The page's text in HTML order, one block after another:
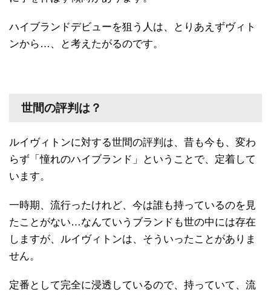
ハイブランドデビューを狙う人は、とりあえずヴィト
ンから…、と考えたがるのです。
世間の評判は？
ルイヴィトンに対する世間の評判は、昔も今も、変わ
らず「憧れのハイブランド」ということで、定着して
います。
一時期、流行ったけれど、今は誰も持っているのを見
たことがない…なんていうブランドも世の中には存在
しますが、ルイヴィトンは、そういったことがありま
せん。
定番として完全に浸透しているので、持っていて、流